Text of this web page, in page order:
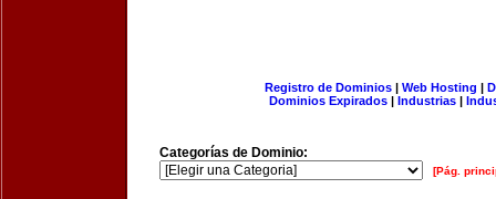
Registro de Dominios| Web Hosting |
Dominios Expirados | Industrias |
Categorías de Dominio:
[Pág.